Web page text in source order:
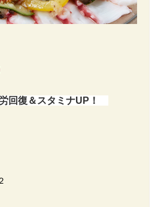
回復＆スタミナUP！